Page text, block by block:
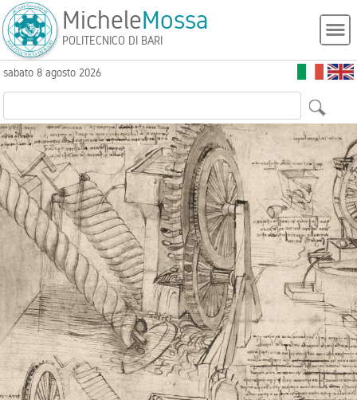
MicheleMossa
POLITECNICO DI BARI
sabato 8 agosto 2026